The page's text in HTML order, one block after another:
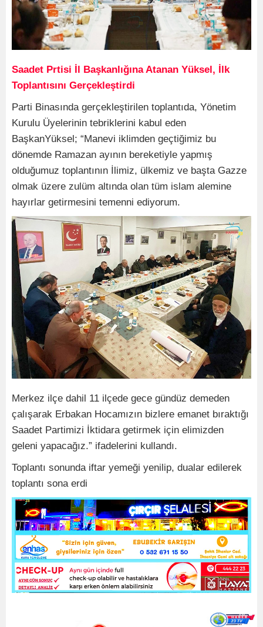
Saadet Prtisi İl Başkanlığına Atanan Yüksel, İlk
Toplantısını Gerçekleştirdi
Parti Binasında gerçekleştirilen toplantıda, Yönetim
Kurulu Üyelerinin tebriklerini kabul eden
BaşkanYüksel; “Manevi iklimden geçtiğimiz bu
dönemde Ramazan ayının bereketiyle yapmış
olduğumuz toplantının İlimiz, ülkemiz ve başta Gazze
olmak üzere zulüm altında olan tüm islam alemine
hayırlar getirmesini temenni ediyorum.
Merkez ilçe dahil 11 ilçede gece gündüz demeden
çalışarak Erbakan Hocamızın bizlere emanet bıraktığı
Saadet Partimizi İktidara getirmek için elimizden
geleni yapacağız.” ifadelerini kullandı.
Toplantı sonunda iftar yemeği yenilip, dualar edilerek
toplantı sona erdi